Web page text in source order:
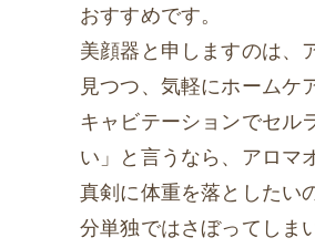
おすすめです。
美顔器と申しますのは、
見つつ、気軽にホームケ
キャビテーションでセル
い」と言うなら、アロマ
真剣に体重を落としたい
分単独ではさぼってしま